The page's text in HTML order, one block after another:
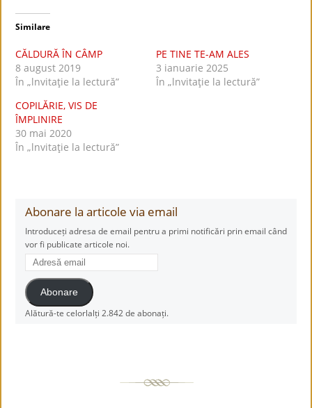
Similare
CĂLDURĂ ÎN CÂMP
8 august 2019
În „lnvitaţie la lectură”
PE TINE TE-AM ALES
3 ianuarie 2025
În „lnvitaţie la lectură”
COPILĂRIE, VIS DE
ÎMPLINIRE
30 mai 2020
În „lnvitaţie la lectură”
Abonare la articole via email
Introduceți adresa de email pentru a primi notificări prin email când
vor fi publicate articole noi.
Adresă
email
Abonare
Alătură-te celorlalți 2.842 de abonați.